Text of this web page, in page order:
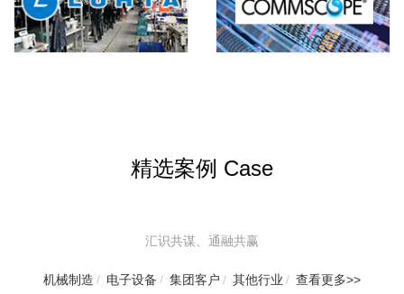
精选案例 Case
汇识共谋、通融共赢
机械制造 / 电子设备 / 集团客户 / 其他行业 / 查看更多>>